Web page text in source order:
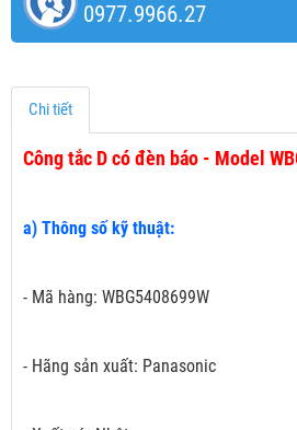
0977.9966.27
Chi tiết
Công tắc D có đèn báo - Model
a) Thông số kỹ thuật:
- Mã hàng: WBG5408699W
- Hãng sản xuất: Panasonic